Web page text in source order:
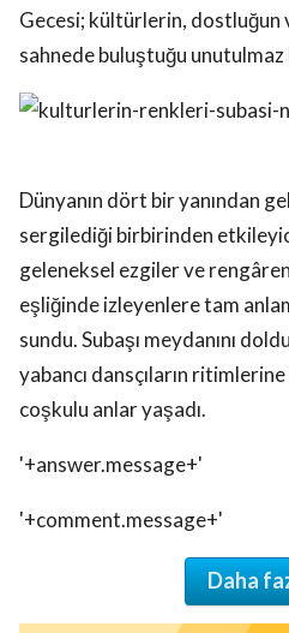
Gecesi; kültürlerin, dostluğun
sahnede buluştuğu
Dünyanın dört bir yanından
sergilediği birbirinden
geleneksel ezgiler ve
eşliğinde izleyenlere tam
sundu. Subaşı meydanını
yabancı dansçıların
coşkulu anlar yaşadı.
'+answer.message+'
'+comment.message+'
Daha